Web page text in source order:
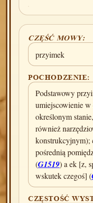
CZĘŚĆ MOWY:
przyimek
POCHODZENIE:
Podstawowy
umiejscowienie w
określonym
również
konstrukcyjnym);
pośrednią
(G1519) a ek [z,
wskutek czegoś] (
CZĘSTOŚĆ